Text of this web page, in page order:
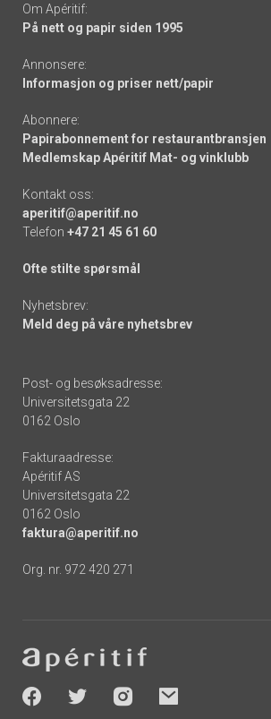
Om Apéritif:
På nett og papir siden 1995
Annonsere:
Informasjon og priser nett/papir
Abonnere:
Papirabonnement for restaurantbransjen
Medlemskap Apéritif Mat- og vinklubb
Kontakt oss:
aperitif@aperitif.no
Telefon +47 21 45 61 60
Ofte stilte spørsmål
Nyhetsbrev:
Meld deg på våre nyhetsbrev
Post- og besøksadresse:
Universitetsgata 22
0162 Oslo
Fakturaadresse:
Apéritif AS
Universitetsgata 22
0162 Oslo
faktura@aperitif.no
Org. nr. 972 420 271
-
socials